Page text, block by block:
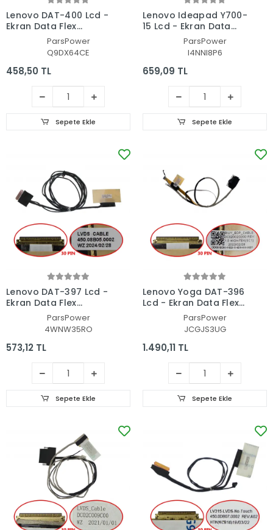
Lenovo DAT-400 Lcd -
Ekran Data Flex
ParsPower
Q9DX64CE
458,50 TL
Sepete Ekle
Lenovo Ideapad Y700-
15 Lcd - Ekran Data
Flex KablosuParsPower
I4NNI8P6
659,09 TL
Sepete Ekle
Lenovo DAT-397 Lcd -
Ekran Data Flex
ParsPower
4WNW35RO
573,12 TL
Sepete Ekle
Lenovo Yoga DAT-396
Lcd - Ekran Data Flex
ParsPower
JCGJS3UG
1.490,11 TL
Sepete Ekle